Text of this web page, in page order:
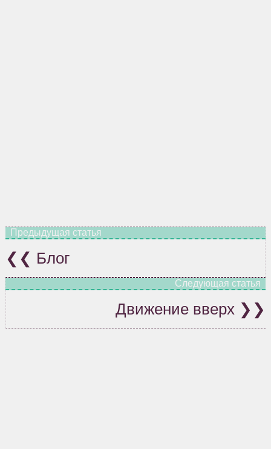
Блог
Движение вверх